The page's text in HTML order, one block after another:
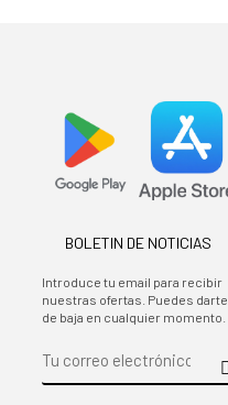
BOLETIN DE NOTICIAS
Introduce tu email para recibir
nuestras ofertas. Puedes darte
de baja en cualquier momento.